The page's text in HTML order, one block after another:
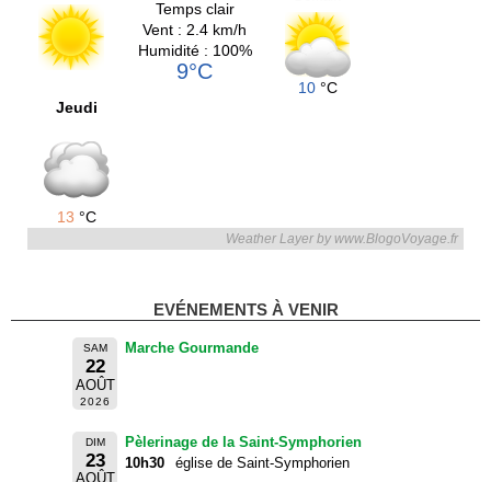
Temps clair
Vent : 2.4 km/h
Humidité : 100%
9°C
10 °C
Jeudi
13 °C
Weather Layer by www.BlogoVoyage.fr
EVÉNEMENTS À VENIR
SAM
22
AOÛT
2026
Marche Gourmande
DIM
23
AOÛT
Pèlerinage de la Saint-Symphorien
10h30
église de Saint-Symphorien